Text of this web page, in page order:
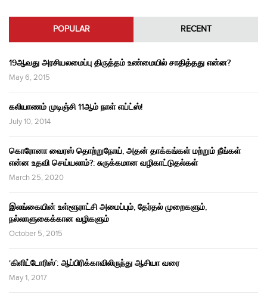
POPULAR RECENT
19ஆவது அரசியலமைப்பு திருத்தம் உண்மையில் சாதித்தது என்ன?
May 6, 2015
கலியாணம் முடிஞ்சி 11ஆம் நாள் எய்ட்ஸ்!
July 10, 2014
கொரோனா வைரஸ் தொற்றுநோய், அதன் தாக்கங்கள் மற்றும் நீங்கள்
என்ன உதவி செய்யலாம்?: சுருக்கமான வழிகாட்டுதல்கள்
March 25, 2020
இலங்கையின் உள்ளூராட்சி அமைப்பும், தேர்தல் முறைகளும்,
நல்லாளுகைக்கான வழிகளும்
October 5, 2015
‘கிளிட்டோரிஸ்’: ஆப்பிரிக்காவிலிருந்து ஆசியா வரை
May 1, 2017